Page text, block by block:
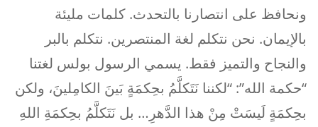
ونحافظ على انتصارنا بالتحدث. كلمات مليئة
بالإيمان. نحن نتكلم لغة المنتصرين. نتكلم بالبر
والنجاح والتميز فقط. يسمي الرسول بولس لغتنا
“حكمة الله”: “لكننا نَتَكلَّمُ بحِكمَةٍ بَينَ الكامِلينَ، ولكن
بحِكمَةٍ لَيسَتْ مِنْ هذا الدَّهرِ… بل نَتَكلَّمُ بحِكمَةِ اللهِ